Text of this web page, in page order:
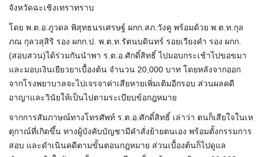
จังหวัดฉะเชิงเทราทราบ
โดย พ.ต.อ.ภูวดล พิสุทธนรเศรษฐ์ ผกก.สภ.วังคู พร้อมด้วย พ.ต.ท.กุล
ภณ กุลวสุสิริ รอง ผกก.ป. พ.ต.ท.รัตนบดินทร์ รอยเวียงคำ รอง ผกก.
(สอบสวน)ได้ร่วมกันนำพา ร.ต.อ.ศักดิ์สิทธิ์ ไปมอบกระเช้าไปขอขมา
และมอบเงินเยียวยาเบื้องต้น จำนวน 20,000 บาท โดยหลังจากออก
จากโรงพยาบาลจะไปเจรจาค่าเสียหายเพิ่มเติมอีกรอบ ส่วนผลคดี
อาญาและวินัยให้เป็นไปตามระเบียบข้อกฎหมาย
จากการสัมภาษณ์ทางโทรศัพท์ ร.ต.อ.ศักดิ์สิทธิ์ เล่าว่า ตนก็เสียใจในเห
ตุกาณ์ที่เกิดขึ้น ทางผู้บังคับบัญชามีคำสั่งย้ายตนเอง พร้อมตั้งกรรมการ
สอบ และดำเนินคดีตามขั้นตอนกฎหมาย ส่วนเบื้องต้นก็ไปดูแล